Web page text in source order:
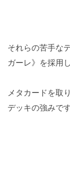
それらの苦手な
ガーレ》を採用
メタカードを取
デッキの強みです